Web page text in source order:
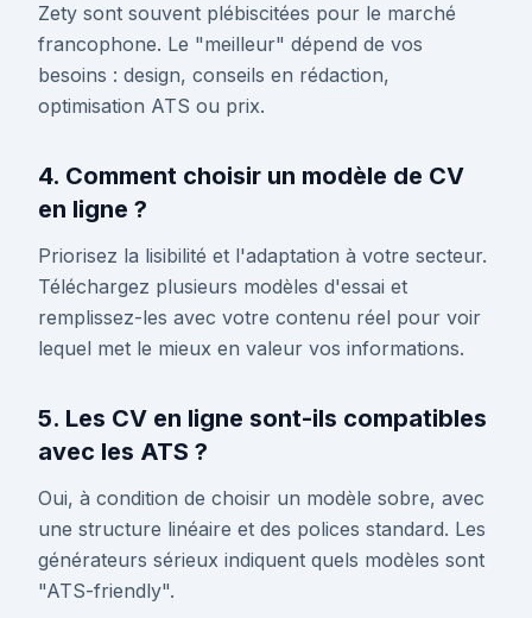
Zety sont souvent plébiscitées pour le marché
francophone. Le "meilleur" dépend de vos
besoins : design, conseils en rédaction,
optimisation ATS ou prix.
4. Comment choisir un modèle de CV
en ligne ?
Priorisez la lisibilité et l'adaptation à votre secteur.
Téléchargez plusieurs modèles d'essai et
remplissez-les avec votre contenu réel pour voir
lequel met le mieux en valeur vos informations.
5. Les CV en ligne sont-ils compatibles
avec les ATS ?
Oui, à condition de choisir un modèle sobre, avec
une structure linéaire et des polices standard. Les
générateurs sérieux indiquent quels modèles sont
"ATS-friendly".